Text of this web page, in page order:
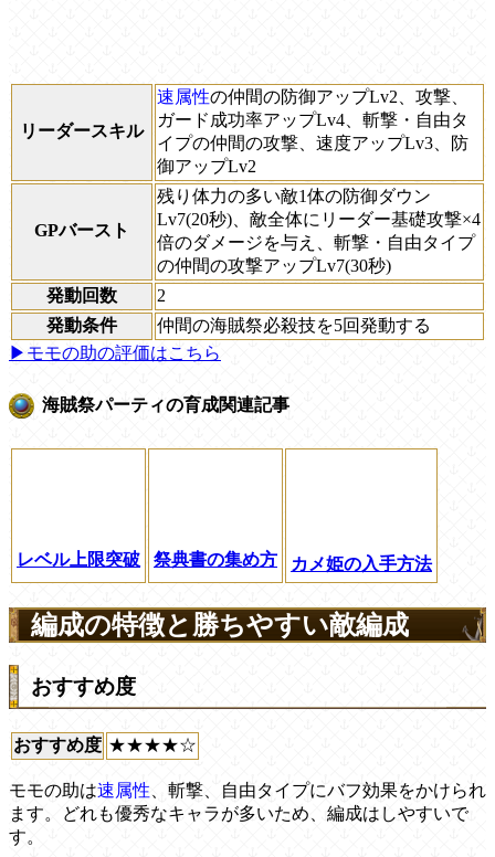
リーダースキル
速属性の仲間の防御アップLv2、攻撃、
ガード成功率アップLv4、斬撃・自由タ
イプの仲間の攻撃、速度アップLv3、防
御アップLv2
GPバースト
残り体力の多い敵1体の防御ダウン
Lv7(20秒)、敵全体にリーダー基礎攻撃×4
倍のダメージを与え、斬撃・自由タイプ
の仲間の攻撃アップLv7(30秒)
発動回数
2
発動条件
仲間の海賊祭必殺技を5回発動する
▶モモの助の評価はこちら
海賊祭パーティの育成関連記事
レベル上限突破 祭典書の集め方 カメ姫の入手方法
編成の特徴と勝ちやすい敵編成
おすすめ度
おすすめ度 ★★★★☆
モモの助は速属性 、斬撃、自由タイプにバフ効果をかけられ
ます。どれも優秀なキャラが多いため、編成はしやすいで
す。